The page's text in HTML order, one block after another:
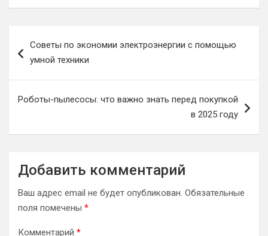
по
Советы по экономии электроэнергии с помощью
умной техники
Роботы-пылесосы: что важно знать перед покупкой
в 2025 году
Добавить комментарий
Ваш адрес email не будет опубликован. Обязательные
поля помечены *
Комментарий *